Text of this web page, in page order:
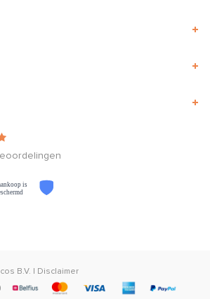
is
B.V. Disclaimer